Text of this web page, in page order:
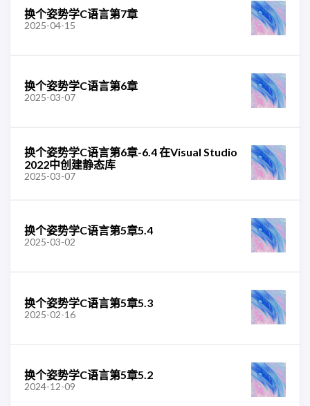
换个姿势学C语言第7章
2025-04-15
换个姿势学C语言第6章
2025-03-07
换个姿势学C语言第6章-6.4 在Visual Studio
2022中创建静态库
2025-03-07
换个姿势学C语言第5章5.4
2025-03-02
换个姿势学C语言第5章5.3
2025-02-16
换个姿势学C语言第5章5.2
2024-12-09